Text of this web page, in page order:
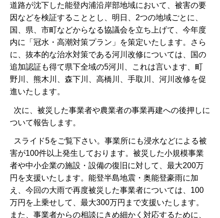
道路が沈下した能登内浦沿岸部地域において、被害の要
因などを検証することとし、明日、2つの地域ごとに、
国、県、市町などからなる協議会を立ち上げて、今年度
内に「冠水・高潮対策プラン」を策定いたします。さら
に、抜本的な治水対策である河川改修については、国の
追加認証も得て県下全域の5河川、これは言います、町
野川、熊木川、森下川、高橋川、手取川、河川改修を促
進いたします。
次に、被災した事業者や農業者の事業再建への後押しに
ついて報告します。
スライド5をご覧下さい。事業所にも浸水などによる被
害が100件以上発生しております。被災した小規模事業
者や中小企業の施設・設備の復旧に対して、最大200万
円を支援いたします。能登半島地震・奥能登豪雨に加
え、今回の大雨で再度被災した事業者については、100
万円を上乗せして、最大300万円まで支援いたします。
また、事業者からの相談にきめ細かく対応するために、